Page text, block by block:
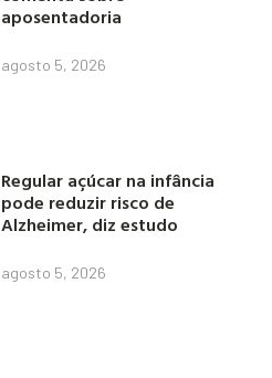
aposentadoria
agosto 5, 2026
Regular açúcar na infância
pode reduzir risco de
Alzheimer, diz estudo
agosto 5, 2026